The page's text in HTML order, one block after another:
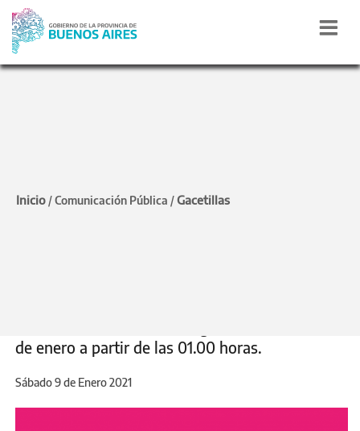
Inicio /Comunicación Pública /Gacetillas
restricciones horarias en
de enero a partir de las 01.00 horas.
Sábado 9 de Enero 2021